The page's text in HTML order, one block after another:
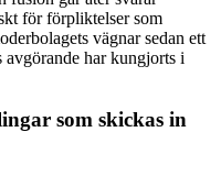
för förpliktelser som
vägnar sedan ett
avgörande har kungjorts i
som skickas in